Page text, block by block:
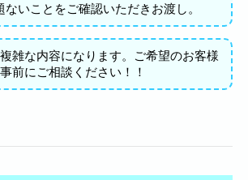
ないことをご確認いただきお渡し。
雑な内容になります。ご希望のお客様
前にご相談ください！！